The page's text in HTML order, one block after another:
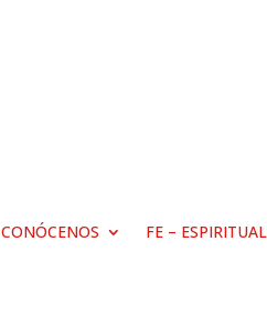
CONÓCENOS FE –